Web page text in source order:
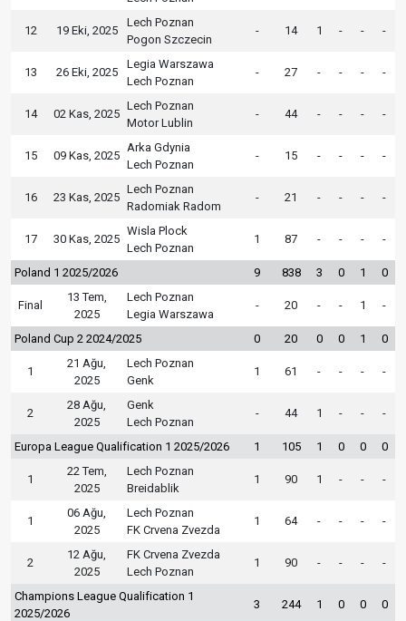
12 19 Eki, 2025
Lech Poznan
Pogon Szczecin
- 14 1 - - -
13 26 Eki, 2025
Legia Warszawa
Lech Poznan
- 27 - - - -
14 02 Kas, 2025
Lech Poznan
Motor Lublin
- 44 - - - -
15 09 Kas, 2025
Arka Gdynia
Lech Poznan
- 15 - - - -
16 23 Kas, 2025
Lech Poznan
Radomiak Radom
- 21 - - - -
17 30 Kas, 2025
Wisla Plock
Lech Poznan
1 87 - - - -
Poland 1 2025/2026 9 838 3 0 1 0
Final
13 Tem,
2025
Lech Poznan
Legia Warszawa
- 20 - - 1 -
Poland Cup 2 2024/2025 0 20 0 0 1 0
1
21 Ağu,
2025
Lech Poznan
Genk
1 61 - - - -
2
28 Ağu,
2025
Genk
Lech Poznan
- 44 1 - - -
Europa League Qualification 1 2025/2026 1 105 1 0 0 0
1
22 Tem,
2025
Lech Poznan
Breidablik
1 90 1 - - -
1
06 Ağu,
2025
Lech Poznan
FK Crvena Zvezda
1 64 - - - -
2
12 Ağu,
2025
FK Crvena Zvezda
Lech Poznan
1 90 - - - -
Champions League Qualification 1
2025/2026
3 244 1 0 0 0